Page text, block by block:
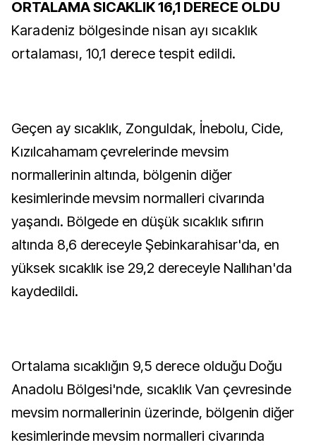
ORTALAMA SICAKLIK 16,1 DERECE OLDU
Karadeniz bölgesinde nisan ayı sıcaklık
ortalaması, 10,1 derece tespit edildi.
Geçen ay sıcaklık, Zonguldak, İnebolu, Cide,
Kızılcahamam çevrelerinde mevsim
normallerinin altında, bölgenin diğer
kesimlerinde mevsim normalleri civarında
yaşandı. Bölgede en düşük sıcaklık sıfırın
altında 8,6 dereceyle Şebinkarahisar'da, en
yüksek sıcaklık ise 29,2 dereceyle Nallıhan'da
kaydedildi.
Ortalama sıcaklığın 9,5 derece olduğu Doğu
Anadolu Bölgesi'nde, sıcaklık Van çevresinde
mevsim normallerinin üzerinde, bölgenin diğer
kesimlerinde mevsim normalleri civarında